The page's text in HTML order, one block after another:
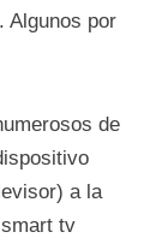
Algunos por
de
a la
tv